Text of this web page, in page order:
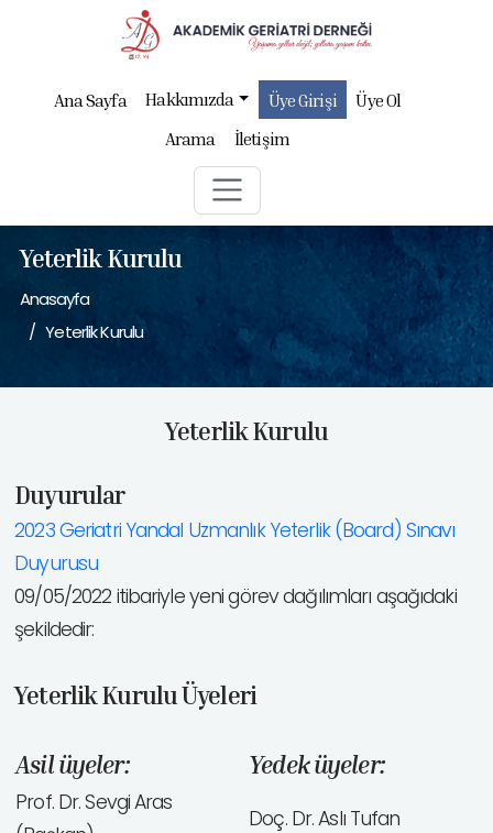
Ana Sayfa Hakkımızda Üye Girişi
Üye Ol
Arama
İletişim
Yeterlik Kurulu
Anasayfa
Yeterlik Kurulu
Yeterlik Kurulu
Duyurular
2023 Geriatri Yandal Uzmanlık Yeterlik (Board) Sınavı
Duyurusu
09/05/2022 itibariyle yeni görev dağılımları aşağıdaki
şekildedir:
Yeterlik Kurulu Üyeleri
Asil üyeler: Yedek üyeler:
Prof. Dr. Sevgi Aras
Doç. Dr. Aslı Tufan